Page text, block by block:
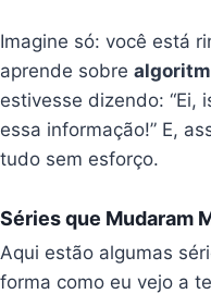
Imagine só: você está
aprende sobre
estivesse dizendo: “Ei,
essa informação!” E,
tudo sem esforço.
Séries que Mudaram
Aqui estão algumas
forma como eu vejo a